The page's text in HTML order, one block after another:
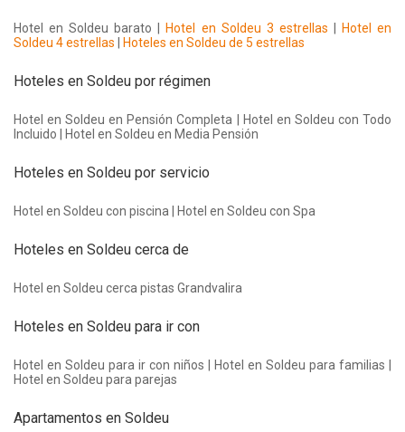
Hotel en Soldeu barato | Hotel en Soldeu 3 estrellas
Hotel en
Soldeu 4 estrellas
Hoteles en Soldeu de 5 estrellas
Hoteles en Soldeu por régimen
Hotel en Soldeu en Pensión Completa | Hotel en Soldeu con Todo
Incluido | Hotel en Soldeu en Media Pensión
Hoteles en Soldeu por servicio
Hotel en Soldeu con piscina | Hotel en Soldeu con Spa
Hoteles en Soldeu cerca de
Hotel en Soldeu cerca pistas Grandvalira
Hoteles en Soldeu para ir con
Hotel en Soldeu para ir con niños | Hotel en Soldeu para familias |
Hotel en Soldeu para parejas
Apartamentos en Soldeu